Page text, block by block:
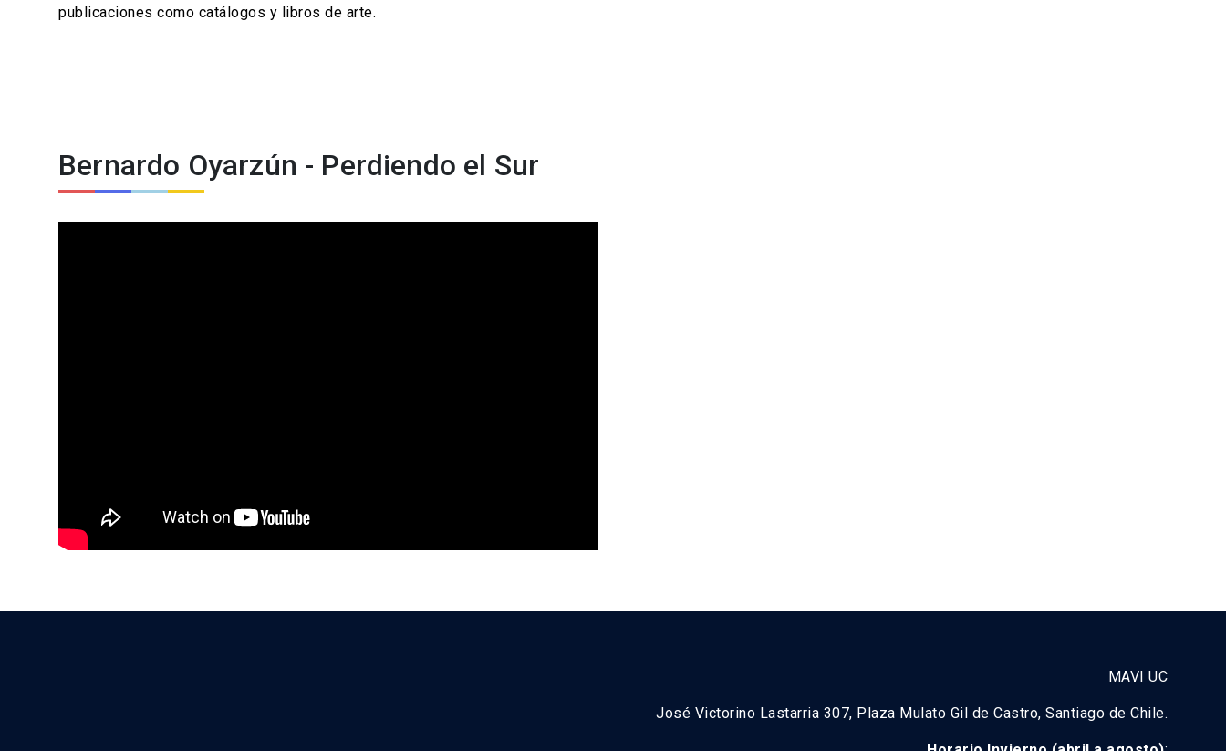
publicaciones como catálogos y libros de arte.
Bernardo Oyarzún - Perdiendo el Sur
MAVI UC
José Victorino Lastarria 307, Plaza Mulato Gil de Castro, Santiago de Chile.